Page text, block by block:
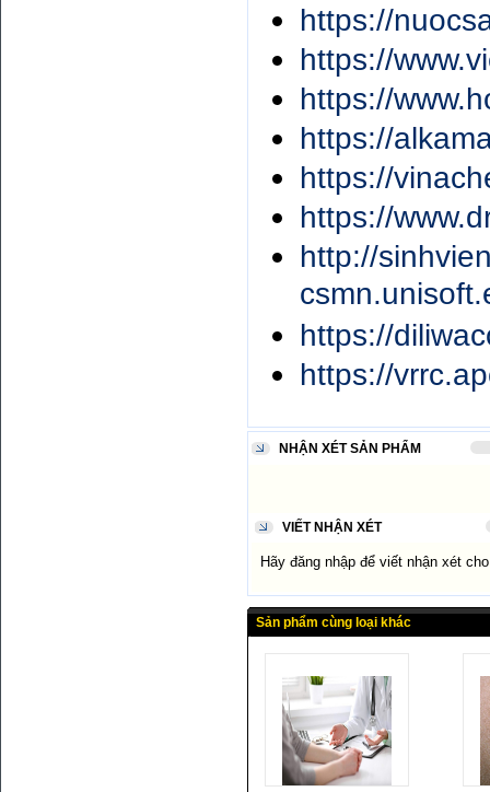
https://
https://
https://
https://
https://
https://
http://
https://
https://
NHẬN XÉT SẢN PHẨM
VIẾT NHẬN XÉT
Hãy đăng nhập để viết nhận xét
Sản phẩm cùng loại khác